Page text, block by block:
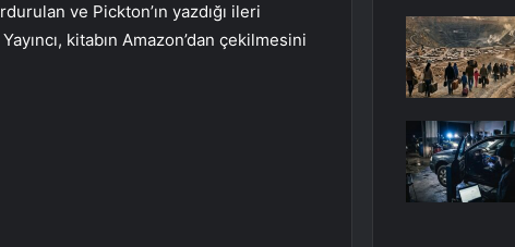
ve Pickton’ın yazdığı ileri
kitabın Amazon’dan çekilmesini